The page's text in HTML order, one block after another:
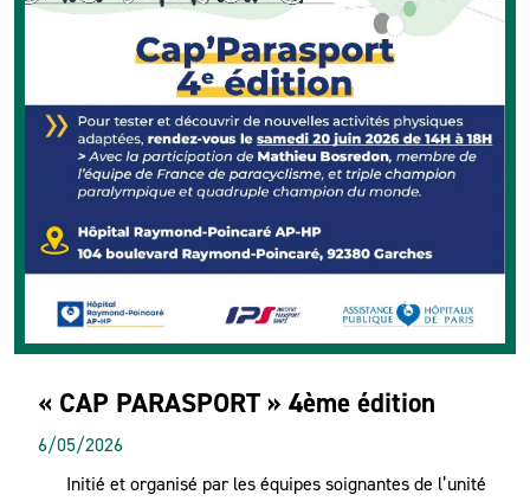
« CAP PARASPORT » 4ème édition
6/05/2026
Initié et organisé par les équipes soignantes de l’unité